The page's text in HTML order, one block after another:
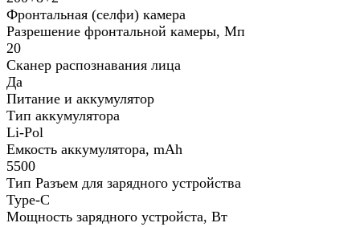
Фронтальная (селфи) камера
Разрешение фронтальной камеры, Мп
20
Сканер распознавания лица
Да
Питание и аккумулятор
Тип аккумулятора
Li-Pol
Емкость аккумулятора, mAh
5500
Тип Разъем для зарядного устройства
Type-C
Мощность зарядного устройста, Вт